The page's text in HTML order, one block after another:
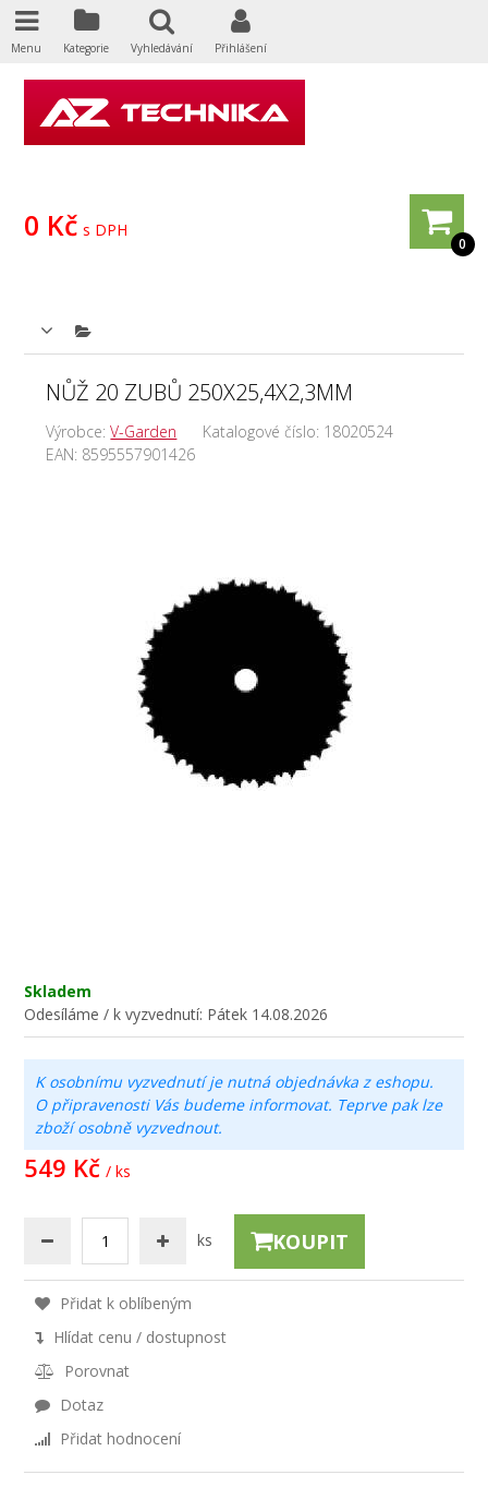
0
0 Kč s DPH
NŮŽ 20 ZUBŮ 250X25,4X2,3MM
Výrobce:V-Garden Katalogové číslo: 18020524
EAN: 8595557901426
Skladem
Odesíláme / k vyzvednutí: Pátek 14.08.2026
K osobnímu vyzvednutí je nutná objednávka z eshopu.
O připravenosti Vás budeme informovat. Teprve pak lze
zboží osobně vyzvednout.
549 Kč / ks
ks KOUPIT
Přidat k oblíbeným
Hlídat cenu / dostupnost
Porovnat
Dotaz
Přidat hodnocení
Menu Kategorie Vyhledávání Přihlášení